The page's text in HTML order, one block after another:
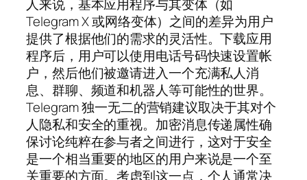
人来说，基本应用程序与其变体（如
Telegram X 或网络变体）之间的差异为用户
提供了根据他们的需求的灵活性。下载应用
程序后，用户可以使用电话号码快速设置帐
户，然后他们被邀请进入一个充满私人消
息、群聊、频道和机器人等可能性的世界。
Telegram 独一无二的营销建议取决于其对个
人隐私和安全的重视。加密消息传递属性确
保讨论纯粹在参与者之间进行，这对于安全
是一个相当重要的地区的用户来说是一个至
关重要的方面。考虑到这一点，个人通常决